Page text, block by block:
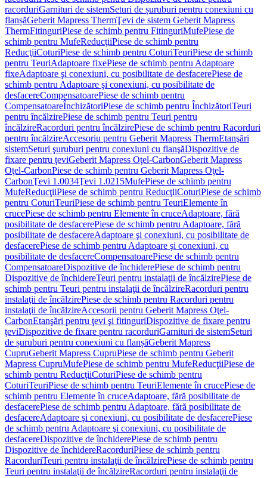
racorduriGarnituri de sistemSeturi de șuruburi pentru conexiuni cu
flanșăGeberit Mapress ThermŢevi de sistem Geberit Mapress
ThermFitinguriPiese de schimb pentru FitinguriMufePiese de
schimb pentru MufeReducţiiPiese de schimb pentru
ReducţiiCoturiPiese de schimb pentru CoturiTeuriPiese de schimb
pentru TeuriAdaptoare fixePiese de schimb pentru Adaptoare
fixeAdaptoare şi conexiuni, cu posibilitate de desfacerePiese de
schimb pentru Adaptoare şi conexiuni, cu posibilitate de
desfacereCompensatoarePiese de schimb pentru
CompensatoareÎnchizătoriPiese de schimb pentru ÎnchizătoriTeuri
pentru încălzirePiese de schimb pentru Teuri pentru
încălzireRacorduri pentru încălzirePiese de schimb pentru Racorduri
pentru încălzireAccesoriu pentru Geberit Mapress ThermEtanşări
sistemSeturi şuruburi pentru conexiuni cu flanşăDispozitive de
fixare pentru ţeviGeberit Mapress Oţel-CarbonGeberit Mapress
Oţel-CarbonPiese de schimb pentru Geberit Mapress Oţel-
CarbonŢevi 1.0034Ţevi 1.0215MufePiese de schimb pentru
MufeReducţiiPiese de schimb pentru ReducţiiCoturiPiese de schimb
pentru CoturiTeuriPiese de schimb pentru TeuriElemente în
crucePiese de schimb pentru Elemente în cruceAdaptoare, fără
posibilitate de desfacerePiese de schimb pentru Adaptoare, fără
posibilitate de desfacereAdaptoare şi conexiuni, cu posibilitate de
desfacerePiese de schimb pentru Adaptoare şi conexiuni, cu
posibilitate de desfacereCompensatoarePiese de schimb pentru
CompensatoareDispozitive de închiderePiese de schimb pentru
Dispozitive de închidereTeuri pentru instalaţii de încălzirePiese de
schimb pentru Teuri pentru instalaţii de încălzireRacorduri pentru
instalaţii de încălzirePiese de schimb pentru Racorduri pentru
instalaţii de încălzireAccesorii pentru Geberit Mapress Oţel-
CarbonEtanşări pentru ţevi şi fitinguriDispozitive de fixare pentru
ţeviDispozitive de fixare pentru racorduriGarnituri de sistemSeturi
de șuruburi pentru conexiuni cu flanșăGeberit Mapress
CupruGeberit Mapress CupruPiese de schimb pentru Geberit
Mapress CupruMufePiese de schimb pentru MufeReducţiiPiese de
schimb pentru ReducţiiCoturiPiese de schimb pentru
CoturiTeuriPiese de schimb pentru TeuriElemente în crucePiese de
schimb pentru Elemente în cruceAdaptoare, fără posibilitate de
desfacerePiese de schimb pentru Adaptoare, fără posibilitate de
desfacereAdaptoare şi conexiuni, cu posibilitate de desfacerePiese
de schimb pentru Adaptoare şi conexiuni, cu posibilitate de
desfacereDispozitive de închiderePiese de schimb pentru
Dispozitive de închidereRacorduriPiese de schimb pentru
RacorduriTeuri pentru instalaţii de încălzirePiese de schimb pentru
Teuri pentru instalaţii de încălzireRacorduri pentru instalaţii de